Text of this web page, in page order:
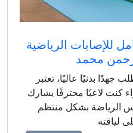
للإصابات الرياضية
محمد
جهدًا بدنيًا عاليًا، تعتبر
كنت لاعبًا محترفًا يشارك
الرياضة بشكل منتظم
لياقته